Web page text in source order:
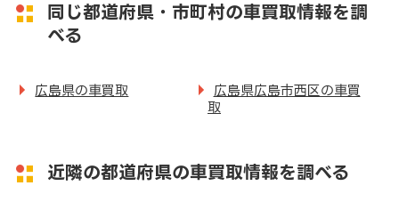
同じ都道府県・市町村の車買取情報を調
べる
広島県の車買取
広島県広島市西区の車買
取
近隣の都道府県の車買取情報を調べる